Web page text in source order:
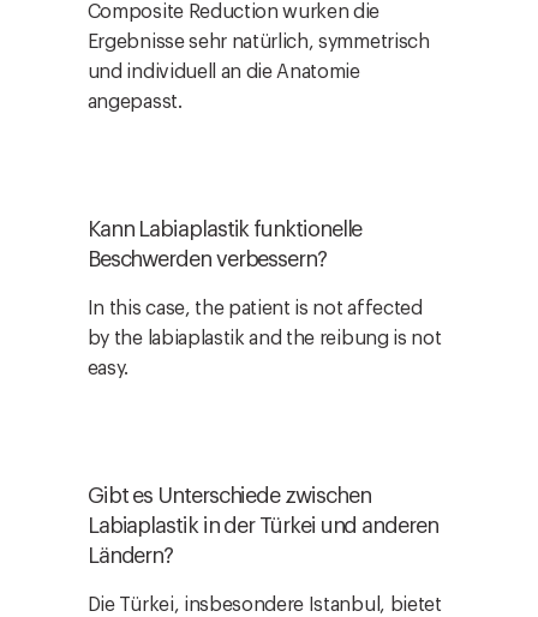
Composite Reduction wurken die
Ergebnisse sehr natürlich, symmetrisch
und individuell an die Anatomie
angepasst.
Kann Labiaplastik funktionelle
Beschwerden verbessern?
In this case, the patient is not affected
by the labiaplastik and the reibung is not
easy.
Gibt es Unterschiede zwischen
Labiaplastik in der Türkei und anderen
Ländern?
Die Türkei, insbesondere Istanbul, bietet